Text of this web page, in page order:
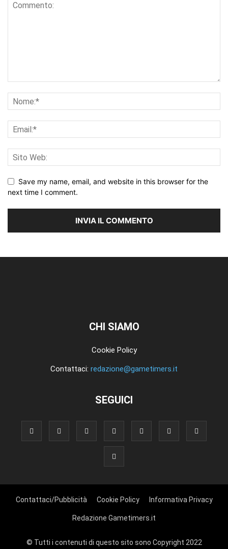
Save my name, email, and website in this browser for the
next time I comment.
CHI SIAMO
Cookie Policy
Contattaci: redazione@gametimers.it
SEGUICI
Contattaci/Pubblicità Cookie Policy Informativa Privacy
Redazione Gametimers.it
© Tutti i contenuti di questo sito sono Copyright 2022